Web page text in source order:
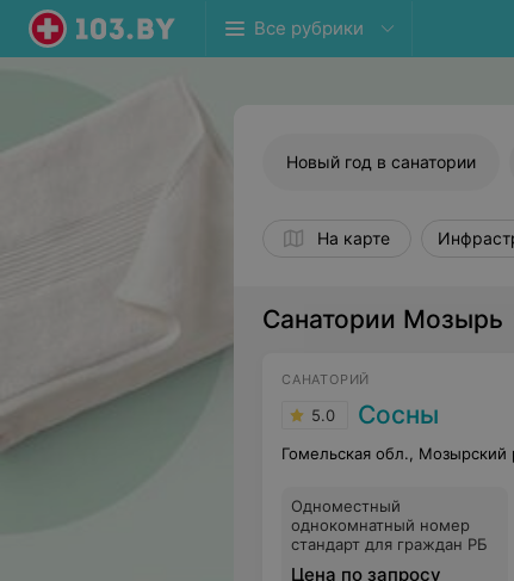
Все рубрики
Новый год в санатории
На карте
Санатории Мозырь
САНАТОРИЙ
5.0 Сосны
Гомельская обл., Мозырский
Одноместный
однокомнатный номер
стандарт для граждан РБ
Цена по запросу